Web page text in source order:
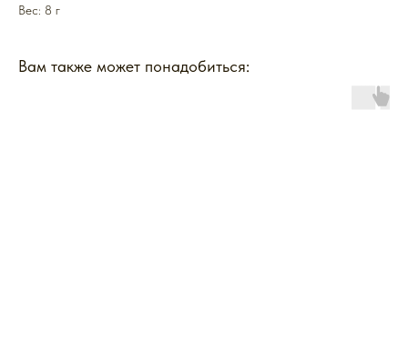
Вес: 8 г
Вам также может понадобиться: